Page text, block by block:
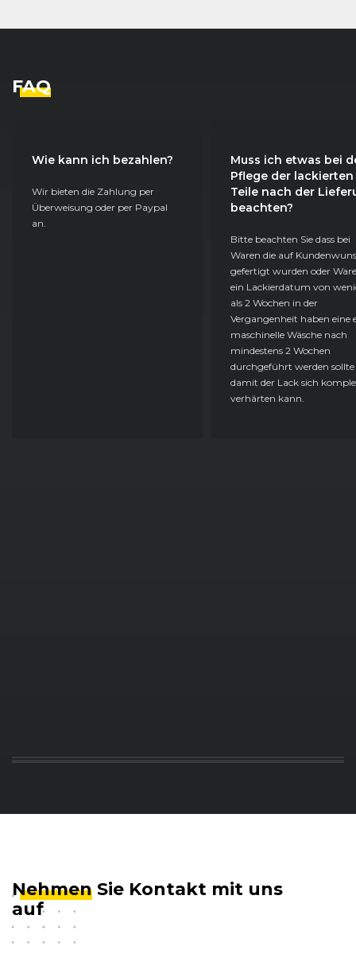
FAQ
Wie kann ich bezahlen?
Wir bieten die Zahlung per
Überweisung oder per Paypal
an.
Muss ich etwas bei
Pflege der lackierten
Teile nach der
beachten?
Bitte beachten Sie dass bei
Waren die auf
gefertigt wurden oder
ein Lackierdatum von
als 2 Wochen in der
Vergangenheit haben eine
maschinelle Wäsche nach
mindestens 2 Wochen
durchgeführt werden sollte
damit der Lack sich
verhärten kann.
Nehmen Sie Kontakt mit uns
auf